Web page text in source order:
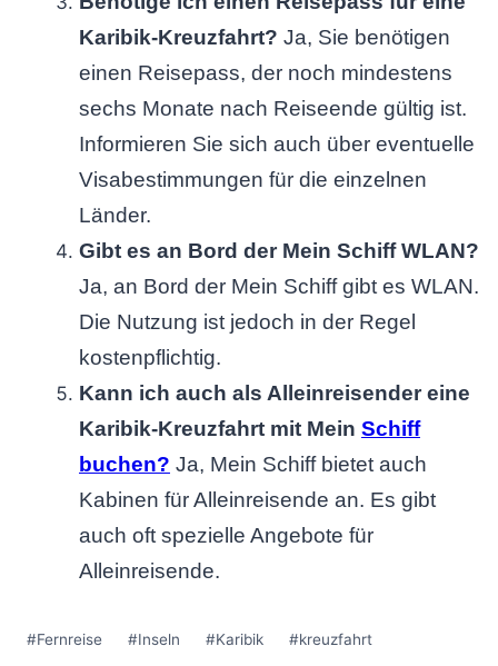
Karibik-Kreuzfahrt? Ja, Sie benötigen
einen Reisepass, der noch mindestens
sechs Monate nach Reiseende gültig ist.
Informieren Sie sich auch über eventuelle
Visabestimmungen für die einzelnen
Länder.
Gibt es an Bord der Mein Schiff WLAN?
Ja, an Bord der Mein Schiff gibt es WLAN.
Die Nutzung ist jedoch in der Regel
kostenpflichtig.
Kann ich auch als Alleinreisender eine
Karibik-Kreuzfahrt mit Mein Schiff
buchen? Ja, Mein Schiff bietet auch
Kabinen für Alleinreisende an. Es gibt
auch oft spezielle Angebote für
Alleinreisende.
Schlagworte:
#Fernreise #Inseln #Karibik #kreuzfahrt